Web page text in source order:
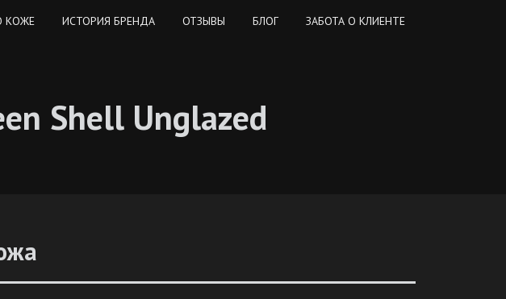
КОЖЕ ИСТОРИЯ БРЕНДА ОТЗЫВЫ БЛОГ ЗАБОТА О КЛИЕНТЕ
Shell Unglazed